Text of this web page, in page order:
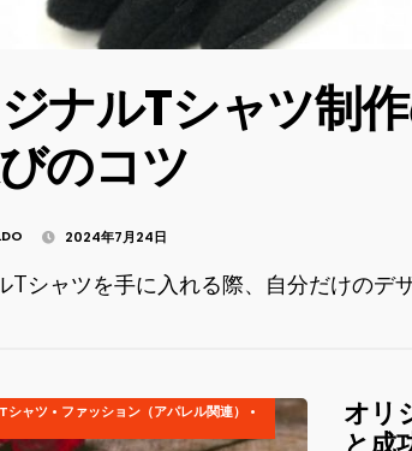
ナルTシャツ制
のコツ
2024年7月24日
Tシャツを手に入れる際、自分だけのデ
シャツ • ファッション（アパレル関連） •
オリ